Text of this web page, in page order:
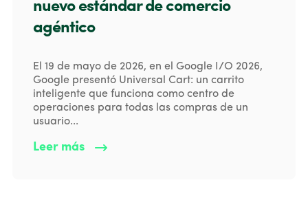
nuevo estándar de comercio
agéntico
El 19 de mayo de 2026, en el Google I/O 2026,
Google presentó Universal Cart: un carrito
inteligente que funciona como centro de
operaciones para todas las compras de un
usuario...
Leer más